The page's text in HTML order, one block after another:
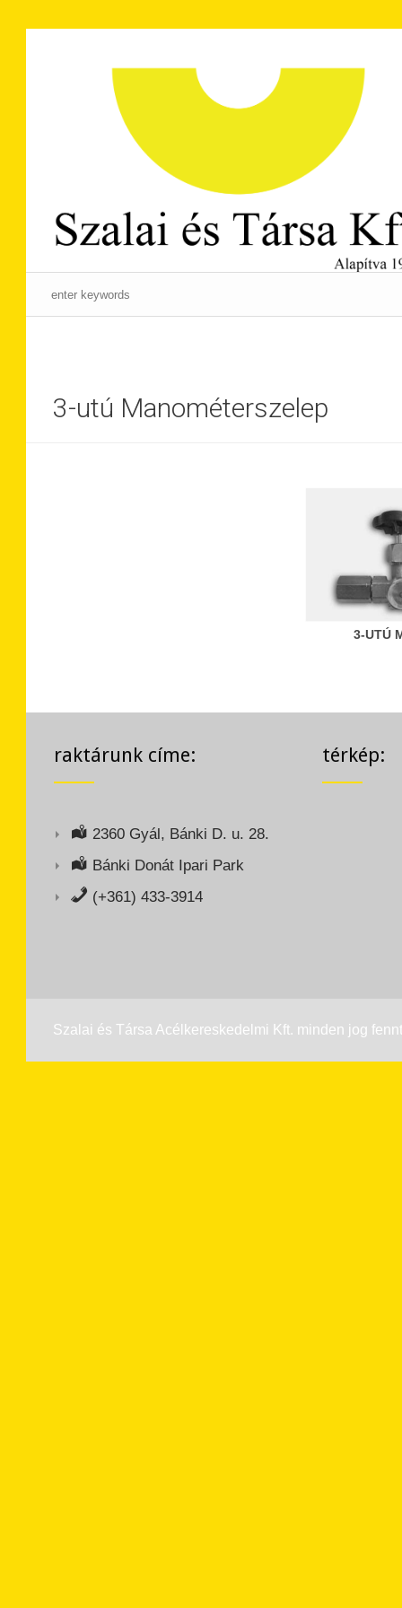
3-utú Manométerszelep
3-UTÚ
raktárunk címe:
2360 Gyál, Bánki D. u. 28.
Bánki Donát Ipari Park
(+361) 433-3914
térkép:
Szalai és Társa Acélkereskedelmi Kft. minden jog